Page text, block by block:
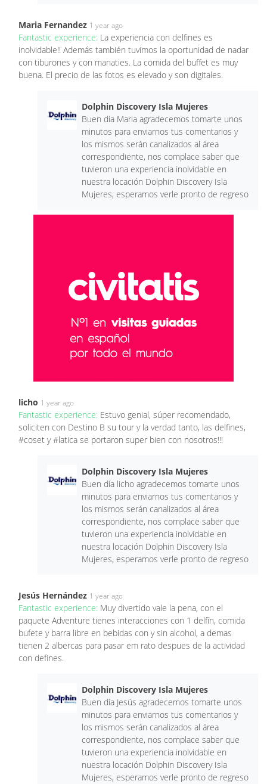
Maria Fernandez 1 year ago
Fantastic experience: La experiencia con delfines es
inolvidable!! Además también tuvimos la oportunidad de nadar
con tiburones y con manaties. La comida del buffet es muy
buena. El precio de las fotos es elevado y son digitales.
Dolphin Discovery Isla Mujeres
Buen día Maria agradecemos tomarte unos
minutos para enviarnos tus comentarios y
los mismos serán canalizados al área
correspondiente, nos complace saber que
tuvieron una experiencia inolvidable en
nuestra locación Dolphin Discovery Isla
Mujeres, esperamos verle pronto de regreso
licho 1 year ago
Fantastic experience: Estuvo genial, súper recomendado,
soliciten con Destino B su tour y la verdad tanto, las delfines,
#coset y #latica se portaron super bien con nosotros!!!
Dolphin Discovery Isla Mujeres
Buen día licho agradecemos tomarte unos
minutos para enviarnos tus comentarios y
los mismos serán canalizados al área
correspondiente, nos complace saber que
tuvieron una experiencia inolvidable en
nuestra locación Dolphin Discovery Isla
Mujeres, esperamos verle pronto de regreso
Jesús Hernández 1 year ago
Fantastic experience: Muy divertido vale la pena, con el
paquete Adventure tienes interacciones con 1 delfín, comida
bufete y barra libre en bebidas con y sin alcohol, a demas
tienen 2 albercas para pasar em rato despues de la actividad
con defines.
Dolphin Discovery Isla Mujeres
Buen día Jesús agradecemos tomarte unos
minutos para enviarnos tus comentarios y
los mismos serán canalizados al área
correspondiente, nos complace saber que
tuvieron una experiencia inolvidable en
nuestra locación Dolphin Discovery Isla
Mujeres, esperamos verle pronto de regreso